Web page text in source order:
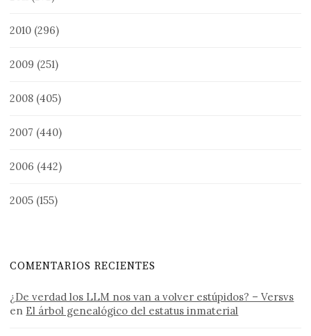
2010 (296)
2009 (251)
2008 (405)
2007 (440)
2006 (442)
2005 (155)
COMENTARIOS RECIENTES
¿De verdad los LLM nos van a volver estúpidos? – Versvs
en El árbol genealógico del estatus inmaterial